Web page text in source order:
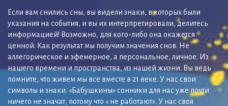
Если вам снились сны, вы видели знаки, в которых были
указания на события, и вы их интерпретировали, делитесь
информацией! Возможно, для кого-либо она окажется
ценной. Как результат мы получим значения снов. Не
аллегорическое и эфемерное, а персональное, личное. Из
нашего времени и пространства, из нашей жизни. Вы ведь
помните, что живем мы все вместе в 21 веке. У нас свои
символы и знаки. «Бабушкины» сонники для нас уже почти
ничего не значат, потому что « не работают». У нас своя